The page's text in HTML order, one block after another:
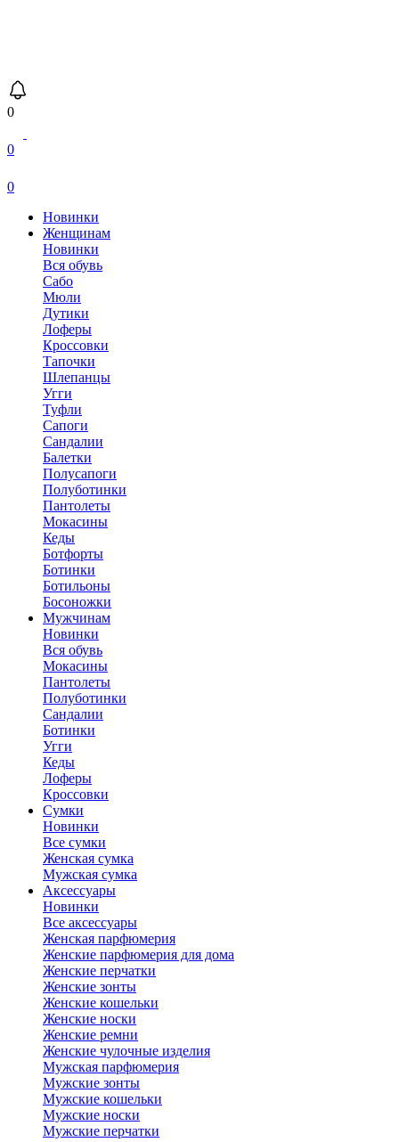
0
0
0
Новинки
Женщинам
Новинки
Вся обувь
Сабо
Мюли
Дутики
Лоферы
Кроссовки
Тапочки
Шлепанцы
Угги
Туфли
Сапоги
Сандалии
Балетки
Полусапоги
Полуботинки
Пантолеты
Мокасины
Кеды
Ботфорты
Ботинки
Ботильоны
Босоножки
Мужчинам
Новинки
Вся обувь
Мокасины
Пантолеты
Полуботинки
Сандалии
Ботинки
Угги
Кеды
Лоферы
Кроссовки
Сумки
Новинки
Все сумки
Женская сумка
Мужская сумка
Аксессуары
Новинки
Все аксессуары
Женская парфюмерия
Женские парфюмерия для дома
Женские перчатки
Женские зонты
Женские кошельки
Женские носки
Женские ремни
Женские чулочные изделия
Мужская парфюмерия
Мужские зонты
Мужские кошельки
Мужские носки
Мужские перчатки